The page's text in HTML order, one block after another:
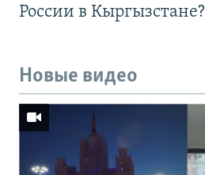
России в Кыргызстане?
Новые видео